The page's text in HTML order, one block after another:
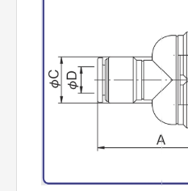
cao: Phần thân của
T…, khi kết hợp với
được.
Đây không phải
được: Sản phẩm